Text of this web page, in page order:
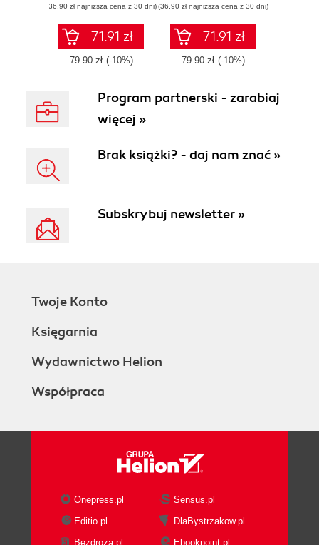
(36,90 zł najniższa cena z 30 dni)
71.91 zł
79.90 zł (-10%)
(36,90 zł najniższa cena z 30 dni)
71.91 zł
79.90 zł (-10%)
Program partnerski - zarabiaj
więcej »
Brak książki? - daj nam znać »
Subskrybuj newsletter »
Twoje Konto
Księgarnia
Wydawnictwo Helion
Współpraca
Onepress.pl
Sensus.pl
Editio.pl
DlaBystrzakow.pl
Bezdroza.pl
Ebookpoint.pl